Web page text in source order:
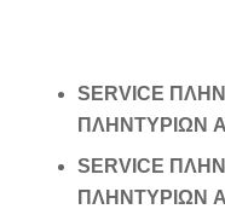
SERVICE
ΠΛΗΝΤΥΡΙΩΝ
SERVICE
ΠΛΗΝΤΥΡΙΩΝ